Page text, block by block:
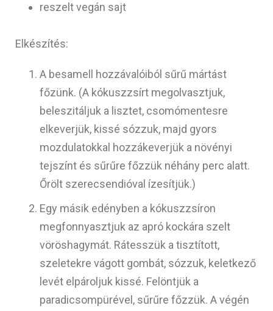
reszelt vegán sajt
Elkészítés:
A besamell hozzávalóiból sűrű mártást
főzünk. (A kókuszzsírt megolvasztjuk,
beleszitáljuk a lisztet, csomómentesre
elkeverjük, kissé sózzuk, majd gyors
mozdulatokkal hozzákeverjük a növényi
tejszínt és sűrűre főzzük néhány perc alatt.
Őrölt szerecsendióval ízesítjük.)
Egy másik edényben a kókuszzsíron
megfonnyasztjuk az apró kockára szelt
vöröshagymát. Rátesszük a tisztított,
szeletekre vágott gombát, sózzuk, keletkező
levét elpároljuk kissé. Felöntjük a
paradicsompürével, sűrűre főzzük. A végén